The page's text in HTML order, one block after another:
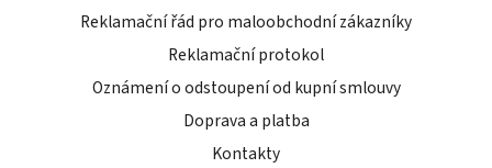
Reklamační řád pro maloobchodní zákazníky
Reklamační protokol
Oznámení o odstoupení od kupní smlouvy
Doprava a platba
Kontakty